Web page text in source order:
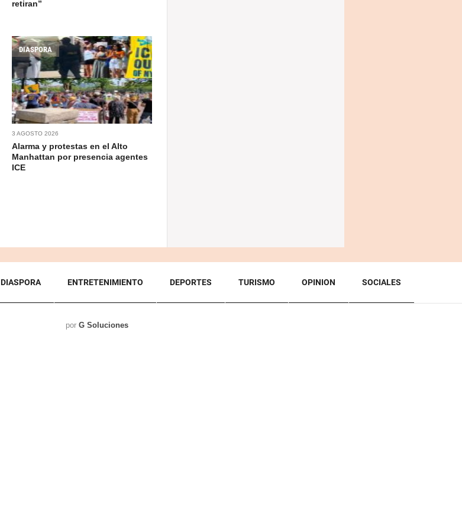
retiran”
DIASPORA
3 AGOSTO 2026
Alarma y protestas en el Alto
Manhattan por presencia agentes
ICE
DIASPORA ENTRETENIMIENTO DEPORTES TURISMO OPINION SOCIALES
por G Soluciones